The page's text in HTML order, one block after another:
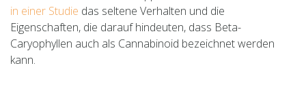
in einer Studie das seltene Verhalten und die
Eigenschaften, die darauf hindeuten, dass Beta-
Caryophyllen auch als Cannabinoid bezeichnet werden
kann.